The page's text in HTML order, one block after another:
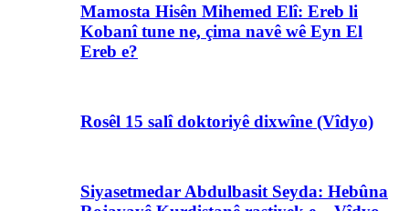
Mamosta Hisên Mihemed Elî: Ereb li
Kobanî tune ne, çima navê wê Eyn El
Ereb e?
Rosêl 15 salî doktoriyê dixwîne (Vîdyo)
Siyasetmedar Abdulbasit Seyda: Hebûna